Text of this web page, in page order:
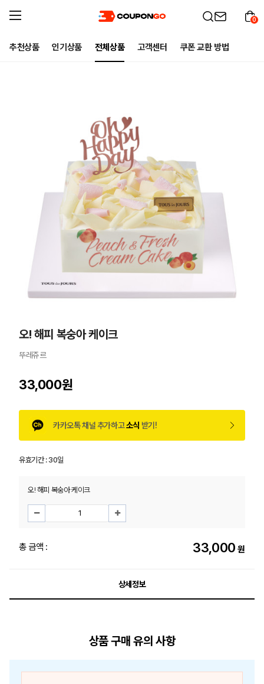
추천상품 인기상품 전체상품 고객센터 쿠폰 교환 방법
0
오! 해피 복숭아 케이크
뚜레쥬르
33,000원
카카오톡 채널 추가하고소식 받기!
유효기간 :30일
오! 해피 복숭아 케이크
총 금액 : 33,000 원
상세정보
상품 구매 유의 사항